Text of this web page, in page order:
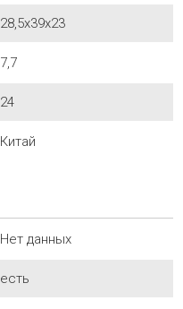
28,5х39х23
7,7
24
Китай
Нет данных
есть